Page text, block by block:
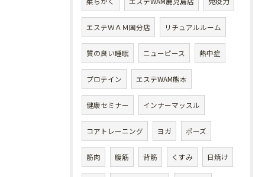
エステＷＡＭ国分店 リチュアルルーム
質の良い睡眠 ニューピース 熱中症
プロテイン エステWAM熊本
健康セミナー インナーマッスル
コアトレーニング ヨガ ポーズ
筋肉 腹筋 背筋 くすみ 日焼け